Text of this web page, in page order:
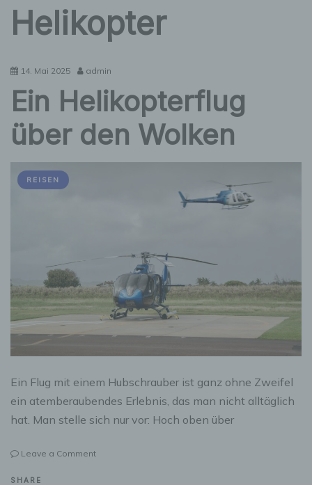
Helikopter
14. Mai 2025 admin
Ein Helikopterflug
über den Wolken
REISEN
Ein Flug mit einem Hubschrauber ist ganz ohne Zweifel
ein atemberaubendes Erlebnis, das man nicht alltäglich
hat. Man stelle sich nur vor: Hoch oben über
Leave a Commenton
SHARE